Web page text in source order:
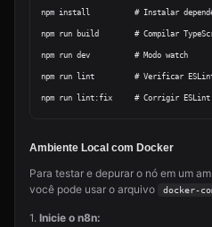
npm install          # Instalar
npm run build        # Compilar
npm run dev          # Modo watch
npm run lint         # Verificar
Ambiente Local com Docker
Para testar e depurar o nó em um
você pode usar o arquivo
docker-
1. Inicie o n8n: